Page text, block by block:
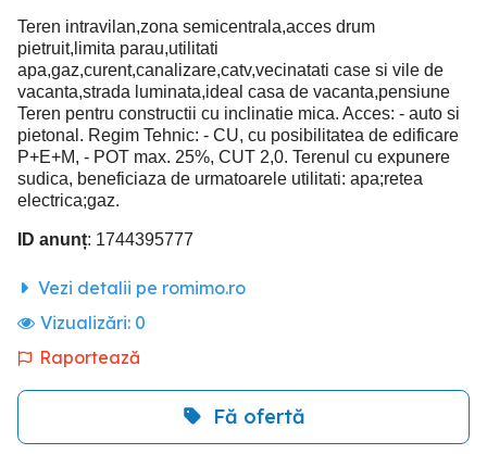
Teren intravilan,zona semicentrala,acces drum
pietruit,limita parau,utilitati
apa,gaz,curent,canalizare,catv,vecinatati case si vile de
vacanta,strada luminata,ideal casa de vacanta,pensiune
Teren pentru constructii cu inclinatie mica. Acces: - auto si
pietonal. Regim Tehnic: - CU, cu posibilitatea de edificare
P+E+M, - POT max. 25%, CUT 2,0. Terenul cu expunere
sudica, beneficiaza de urmatoarele utilitati: apa;retea
electrica;gaz.
ID anunț: 1744395777
Vezi detalii pe romimo.ro
Vizualizări: 0
Raportează
Fă ofertă